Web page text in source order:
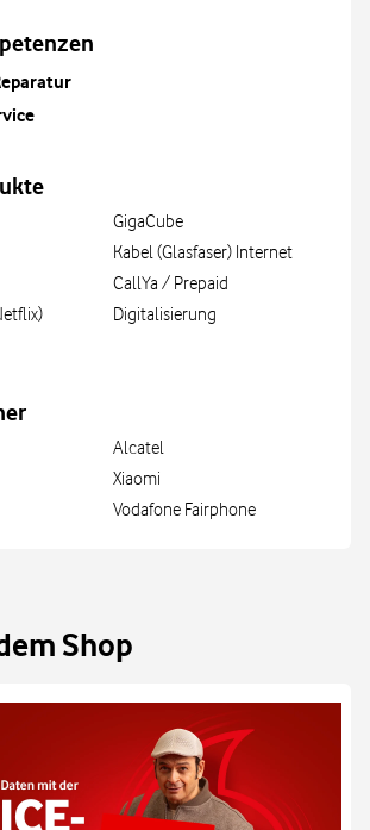
GigaCube
Kabel (Glasfaser) Internet
CallYa / Prepaid
Digitalisierung
Alcatel
Xiaomi
Vodafone Fairphone
Shop